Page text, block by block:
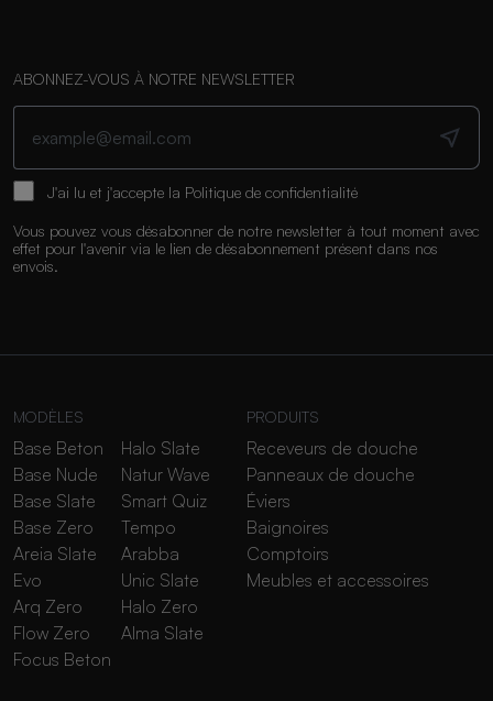
ABONNEZ-VOUS À NOTRE NEWSLETTER
J'ai lu et j'accepte la Politique de confidentialité
Vous pouvez vous désabonner de notre newsletter à tout moment avec
effet pour l'avenir via le lien de désabonnement présent dans nos
envois.
MODÈLES
Base Beton
Base Nude
Base Slate
Base Zero
Areia Slate
Evo
Arq Zero
Flow Zero
Focus Beton
Halo Slate
Natur Wave
Smart Quiz
Tempo
Arabba
Unic Slate
Halo Zero
Alma Slate
PRODUITS
Receveurs de douche
Panneaux de douche
Éviers
Baignoires
Comptoirs
Meubles et accessoires